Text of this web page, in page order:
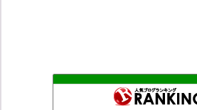
もえるあじあ
死神タカ位置サナエのオイルショックドク